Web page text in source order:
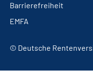
Barrierefreiheit
EMFA
© Deutsche